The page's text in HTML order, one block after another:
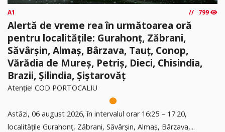
A1 799
Alertă de vreme rea în următoarea oră
pentru localitățile: Gurahonț, Zăbrani,
Săvârșin, Almaș, Bârzava, Tauț, Conop,
Vărădia de Mureș, Petriș, Dieci, Chisindia,
Brazii, Șilindia, Șiștarovăț
Atenție! COD PORTOCALIU
Astăzi, 06 august 2026, în intervalul orar 16:25 – 17:20,
localitățile Gurahonț, Zăbrani, Săvârșin, Almaș, Bârzava,...